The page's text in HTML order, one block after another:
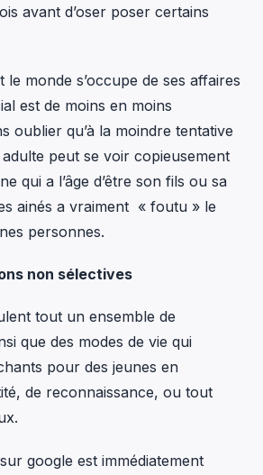
avant d’oser poser certains
monde s’occupe de ses affaires
est de moins en moins
oublier qu’à la moindre tentative
peut se voir copieusement
qui a l’âge d’être son fils ou sa
ainés a vraiment « foutu » le
personnes.
non sélectives
tout un ensemble de
que des modes de vie qui
pour des jeunes en
de reconnaissance, ou tout
google est immédiatement